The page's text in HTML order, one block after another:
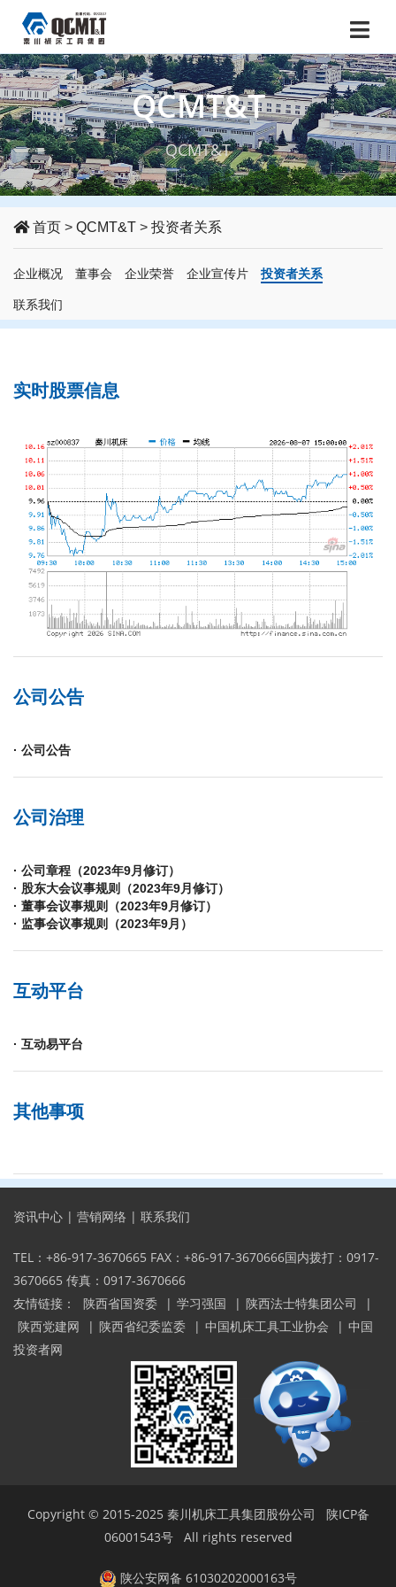
QCMT&T
QCMT&T
首页 > QCMT&T > 投资者关系
企业概况 董事会 企业荣誉 企业宣传片
投资者关系
联系我们
实时股票信息
公司公告
· 公司公告
公司治理
· 公司章程（2023年9月修订）
· 股东大会议事规则（2023年9月修订）
· 董事会议事规则（2023年9月修订）
· 监事会议事规则（2023年9月）
互动平台
· 互动易平台
其他事项
资讯中心 | 营销网络 | 联系我们
TEL：+86-917-3670665 FAX：+86-917-3670666国内拨打：0917-
3670665 传真：0917-3670666
友情链接：
陕西省国资委 | 学习强国 | 陕西法士特集团公司
|
陕西党建网
| 陕西省纪委监委 | 中国机床工具工业协会 | 中国
投资者网
Copyright © 2015-2025 秦川机床工具集团股份公司
陕ICP备
06001543号All rights reserved
陕公安网备 61030202000163号